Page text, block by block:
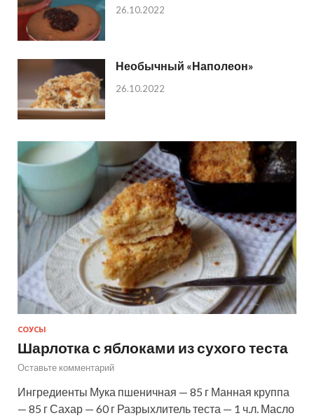
26.10.2022
Необычный «Наполеон»
26.10.2022
СОУСЫ
Шарлотка с яблоками из сухого теста
Оставьте комментарий
Ингредиенты Мука пшеничная — 85 г Манная круппа
— 85 г Сахар — 60 г Разрыхлитель теста — 1 ч.л. Масло